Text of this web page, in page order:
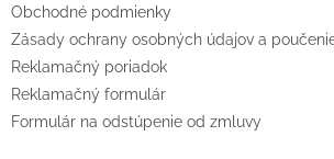
eObchodné podmienky
Zásady ochrany osobných údajov a
Reklamačný poriadok
Reklamačný formulár
Formulár na odstúpenie od zmluvy